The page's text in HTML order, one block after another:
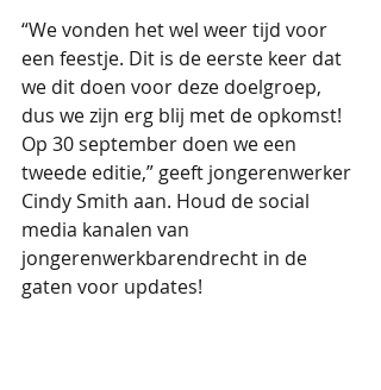
“We vonden het wel weer tijd voor
een feestje. Dit is de eerste keer dat
we dit doen voor deze doelgroep,
dus we zijn erg blij met de opkomst!
Op 30 september doen we een
tweede editie,” geeft jongerenwerker
Cindy Smith aan. Houd de social
media kanalen van
jongerenwerkbarendrecht in de
gaten voor updates!